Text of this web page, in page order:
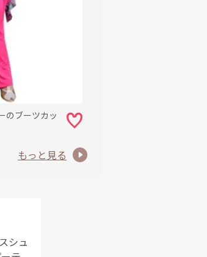
のブーツカッ
もっと見る
シュ